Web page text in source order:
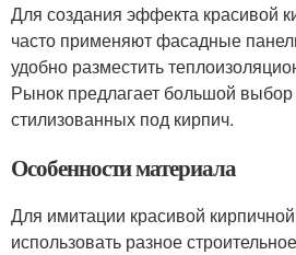
Для создания эффекта красивой
часто применяют фасадные
удобно разместить
Рынок предлагает большой выбор
стилизованных под кирпич.
Особенности материала
Для имитации красивой
использовать разное